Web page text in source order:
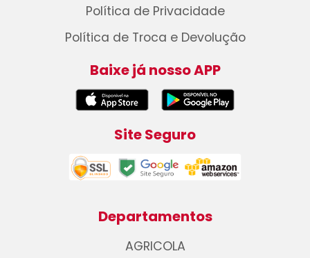
Política de Privacidade
Política de Troca e Devolução
Baixe já nosso APP
Site Seguro
Departamentos
AGRICOLA